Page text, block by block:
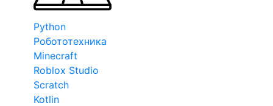
Python
Робототехника
Minecraft
Roblox Studio
Scratch
Kotlin